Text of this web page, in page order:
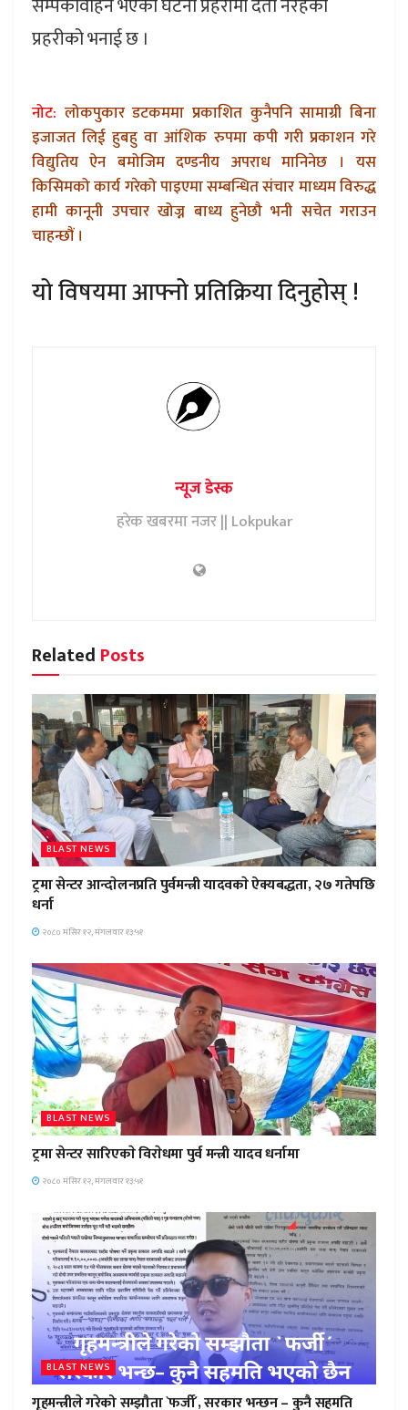
सम्पर्कविहिन भएको घटना प्रहरीमा दर्ता नरहेको
प्रहरीको भनाई छ ।
नोट: लोकपुकार डटकममा प्रकाशित कुनैपनि सामाग्री बिना
इजाजत लिई हुबहु वा आंशिक रुपमा कपी गरी प्रकाशन गरे
विद्युतिय ऐन बमोजिम दण्डनीय अपराध मानिनेछ । यस
किसिमको कार्य गरेको पाइएमा सम्बन्धित संचार माध्यम विरुद्ध
हामी कानूनी उपचार खोज्न बाध्य हुनेछौ भनी सचेत गराउन
चाहन्छौं ।
यो विषयमा आफ्नो प्रतिक्रिया दिनुहोस् !
न्यूज डेस्क
हरेक खबरमा नजर || Lokpukar
Related Posts
BLAST NEWS
ट्रमा सेन्टर आन्दाेलनप्रति पुर्वमन्त्री यादवकाे ऐक्यबद्धता, २७ गतेपछि
धर्ना
२०८० मंसिर १२, मंगलवार १३:५१
BLAST NEWS
ट्रमा सेन्टर सारिएकाे विराेधमा पुर्व मन्त्री यादव धर्नामा
२०८० मंसिर १२, मंगलवार १३:५१
BLAST NEWS
गृहमन्त्रीले गरेको सम्झौता `फर्जी´, सरकार भन्छन – कुनै सहमति